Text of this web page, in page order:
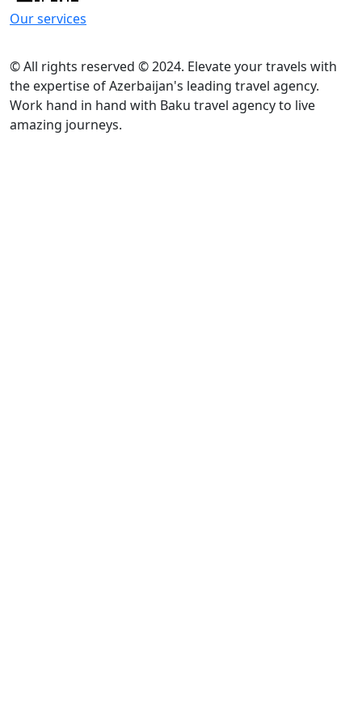
Our services
© All rights reserved © 2024. Elevate your travels with
the expertise of Azerbaijan's leading travel agency.
Work hand in hand with Baku travel agency to live
amazing journeys.